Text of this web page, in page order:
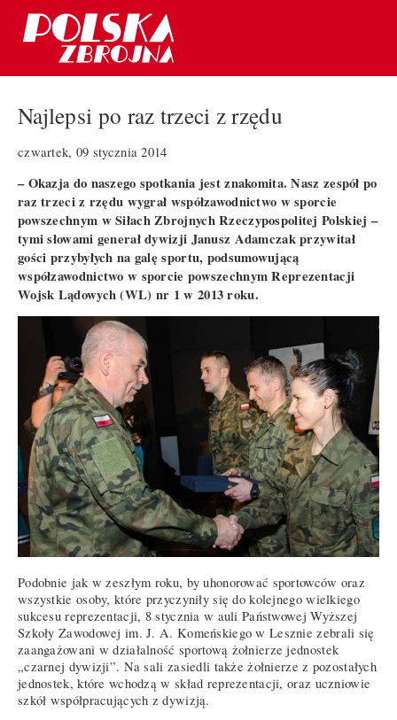
Najlepsi po raz trzeci z rzędu
czwartek, 09 stycznia 2014
– Okazja do naszego spotkania jest znakomita. Nasz zespół po
raz trzeci z rzędu wygrał współzawodnictwo w sporcie
powszechnym w Siłach Zbrojnych Rzeczypospolitej Polskiej –
tymi słowami generał dywizji Janusz Adamczak przywitał
gości przybyłych na galę sportu, podsumowującą
współzawodnictwo w sporcie powszechnym Reprezentacji
Wojsk Lądowych (WL) nr 1 w 2013 roku.
Podobnie jak w zeszłym roku, by uhonorować sportowców oraz
wszystkie osoby, które przyczyniły się do kolejnego wielkiego
sukcesu reprezentacji, 8 stycznia w auli Państwowej Wyższej
Szkoły Zawodowej im. J. A. Komeńskiego w Lesznie zebrali się
zaangażowani w działalność sportową żołnierze jednostek
„czarnej dywizji”. Na sali zasiedli także żołnierze z pozostałych
jednostek, które wchodzą w skład reprezentacji, oraz uczniowie
szkół współpracujących z dywizją.